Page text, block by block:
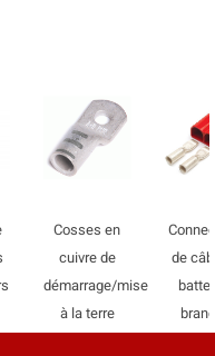
Cosses en
cuivre de
démarrage/mise
à la terre
de